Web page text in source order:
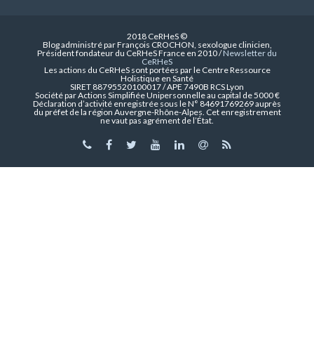
2018 CeRHeS ©
Blog administré par François CROCHON, sexologue clinicien,
Président fondateur du CeRHeS France en 2010 /Newsletter du
CeRHeS
Les actions du CeRHeS sont portées par le Centre Ressource
Holistique en Santé
SIRET 88795520100017 / APE 7490B RCS Lyon
Société par Actions Simplifiée Unipersonnelle au capital de 5000 €
Déclaration d’activité enregistrée sous le N° 84691769269 auprès
du préfet de la région Auvergne-Rhône-Alpes. Cet enregistrement
ne vaut pas agrément de l’État.